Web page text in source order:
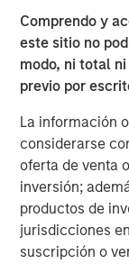
Comprendo y
este sitio no
modo, ni total
previo por
La información
considerarse
oferta de venta
inversión;
productos de
jurisdicciones
suscripción o
Engage